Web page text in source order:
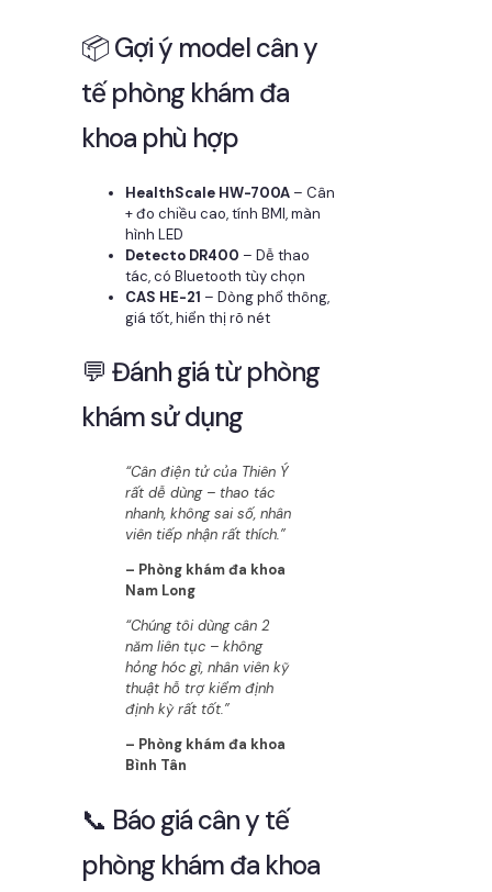
📦 Gợi ý model cân y
tế phòng khám đa
khoa phù hợp
HealthScale HW-700A – Cân
+ đo chiều cao, tính BMI, màn
hình LED
Detecto DR400 – Dễ thao
tác, có Bluetooth tùy chọn
CAS HE-21 – Dòng phổ thông,
giá tốt, hiển thị rõ nét
💬 Đánh giá từ phòng
khám sử dụng
“Cân điện tử của Thiên Ý
rất dễ dùng – thao tác
nhanh, không sai số, nhân
viên tiếp nhận rất thích.”
– Phòng khám đa khoa
Nam Long
“Chúng tôi dùng cân 2
năm liên tục – không
hỏng hóc gì, nhân viên kỹ
thuật hỗ trợ kiểm định
định kỳ rất tốt.”
– Phòng khám đa khoa
Bình Tân
📞 Báo giá cân y tế
phòng khám đa khoa